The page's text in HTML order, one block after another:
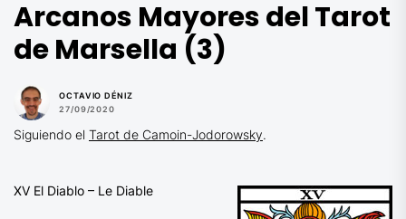
Arcanos Mayores del Tarot
de Marsella (3)
OCTAVIO DÉNIZ
27/09/2020
Siguiendo el Tarot de Camoin-Jodorowsky.
XV El Diablo – Le Diable